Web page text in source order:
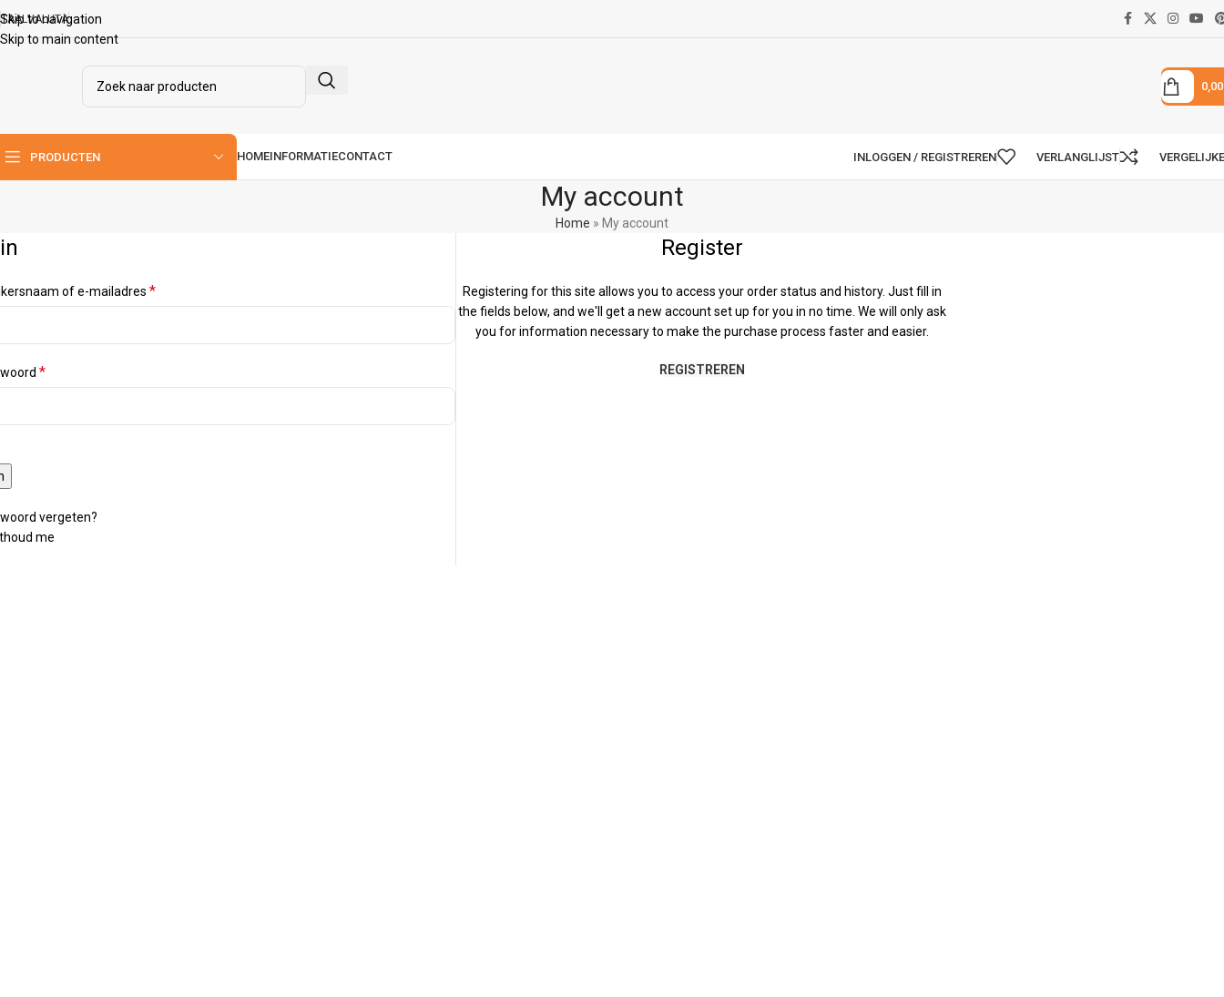
Skip to navigation
Skip to main content
TAAL VALUTA
PRODUCTEN HOMEINFORMATIECONTACT INLOGGEN / REGISTREREN VERLANGLIJST
My account
Home » My account
of e-mailadres *
*
vergeten?
me
Register
Registering for this site allows you to access your order status and history. Just fill in
the fields below, and we'll get a new account set up for you in no time. We will only ask
you for information necessary to make the purchase process faster and easier.
REGISTREREN